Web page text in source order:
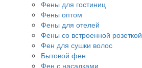
Фены для гостиниц
Фены оптом
Фены для отелей
Фены со встроенной розеткой
Фен для сушки волос
Бытовой фен
Фен с насадками